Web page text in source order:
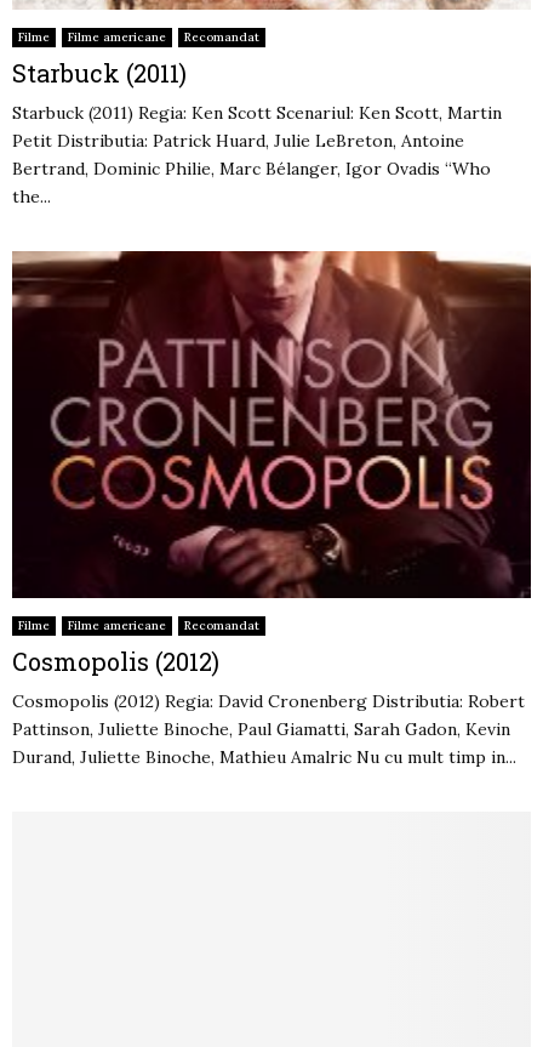
Filme Filme americane Recomandat
Starbuck (2011)
Starbuck (2011) Regia: Ken Scott Scenariul: Ken Scott, Martin
Petit Distributia: Patrick Huard, Julie LeBreton, Antoine
Bertrand, Dominic Philie, Marc Bélanger, Igor Ovadis “Who
the...
Filme Filme americane Recomandat
Cosmopolis (2012)
Cosmopolis (2012) Regia: David Cronenberg Distributia: Robert
Pattinson, Juliette Binoche, Paul Giamatti, Sarah Gadon, Kevin
Durand, Juliette Binoche, Mathieu Amalric Nu cu mult timp in...